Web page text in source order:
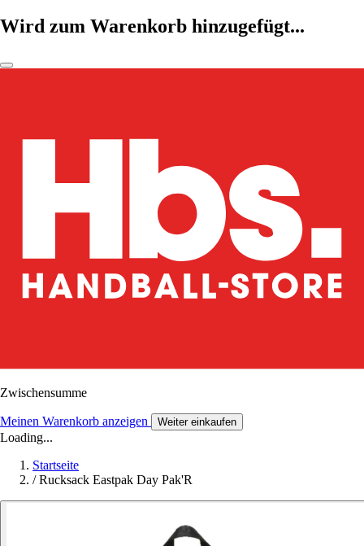
Wird zum Warenkorb hinzugefügt...
Zwischensumme
Meinen Warenkorb anzeigen Weiter einkaufen
Loading...
Startseite
/ Rucksack Eastpak Day Pak'R